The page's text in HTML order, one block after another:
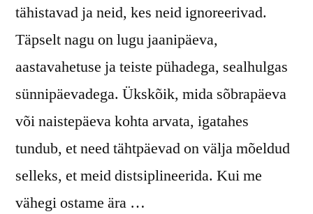
tähistavad ja neid, kes neid ignoreerivad.
Täpselt nagu on lugu jaanipäeva,
aastavahetuse ja teiste pühadega, sealhulgas
sünnipäevadega. Ükskõik, mida sõbrapäeva
või naistepäeva kohta arvata, igatahes
tundub, et need tähtpäevad on välja mõeldud
selleks, et meid distsiplineerida. Kui me
vähegi ostame ära …